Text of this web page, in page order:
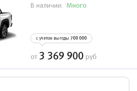
В наличии: Много
с учетом выгоды 700 000
от 3 369 900 руб